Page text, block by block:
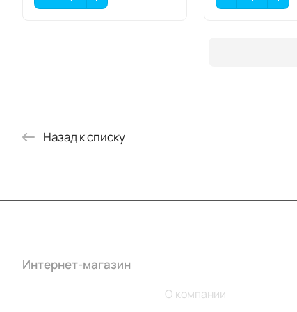
Назад к списку
Интернет-магазин
О компании